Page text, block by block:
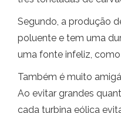
Segundo, a produção
poluente e tem uma
uma fonte infeliz,
Também é muito
Ao evitar grandes
cada turbina eólica